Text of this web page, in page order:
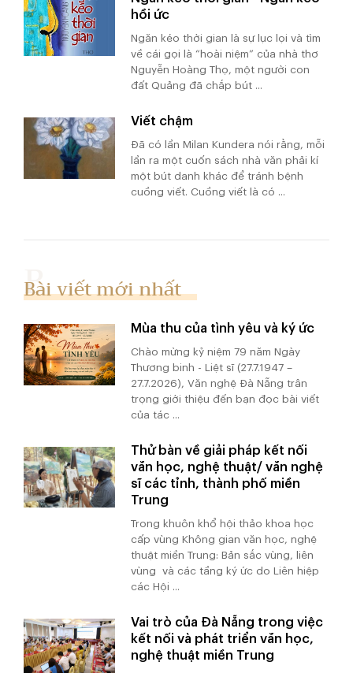
hồi ức
Ngăn kéo thời gian là sự lục lọi và tìm
về cái gọi là “hoài niệm” của nhà thơ
Nguyễn Hoàng Thọ, một người con
đất Quảng đã chắp bút ...
Viết chậm
Đã có lần Milan Kundera nói rằng, mỗi
lần ra một cuốn sách nhà văn phải kí
một bút danh khác để tránh bệnh
cuồng viết. Cuồng viết là có ...
Bài viết mới nhất
Mùa thu của tình yêu và ký ức
Chào mừng kỷ niệm 79 năm Ngày
Thương binh - Liệt sĩ (27.7.1947 –
27.7.2026), Văn nghệ Đà Nẵng trân
trọng giới thiệu đến bạn đọc bài viết
của tác ...
Thử bàn về giải pháp kết nối
văn học, nghệ thuật/ văn nghệ
sĩ các tỉnh, thành phố miền
Trung
Trong khuôn khổ hội thảo khoa học
cấp vùng Không gian văn học, nghệ
thuật miền Trung: Bản sắc vùng, liên
vùng và các tầng ký ức do Liên hiệp
các Hội ...
Vai trò của Đà Nẵng trong việc
kết nối và phát triển văn học,
nghệ thuật miền Trung